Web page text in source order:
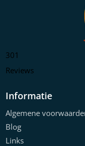
301
Reviews
Informatie
Algemene
Blog
Links